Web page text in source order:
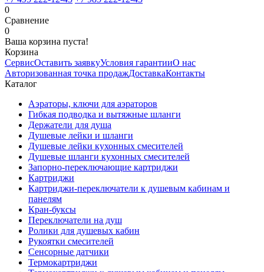
0
Сравнение
0
Ваша корзина пуста!
Корзина
СервисОставить заявкуУсловия гарантииО нас
Авторизованная точка продажДоставкаКонтакты
Каталог
Аэраторы, ключи для аэраторов
Гибкая подводка и вытяжные шланги
Держатели для душа
Душевые лейки и шланги
Душевые лейки кухонных смесителей
Душевые шланги кухонных смесителей
Запорно-переключающие картриджи
Картриджи
Картриджи-переключатели к душевым кабинам и
панелям
Кран-буксы
Переключатели на душ
Ролики для душевых кабин
Рукоятки смесителей
Сенсорные датчики
Термокартриджи